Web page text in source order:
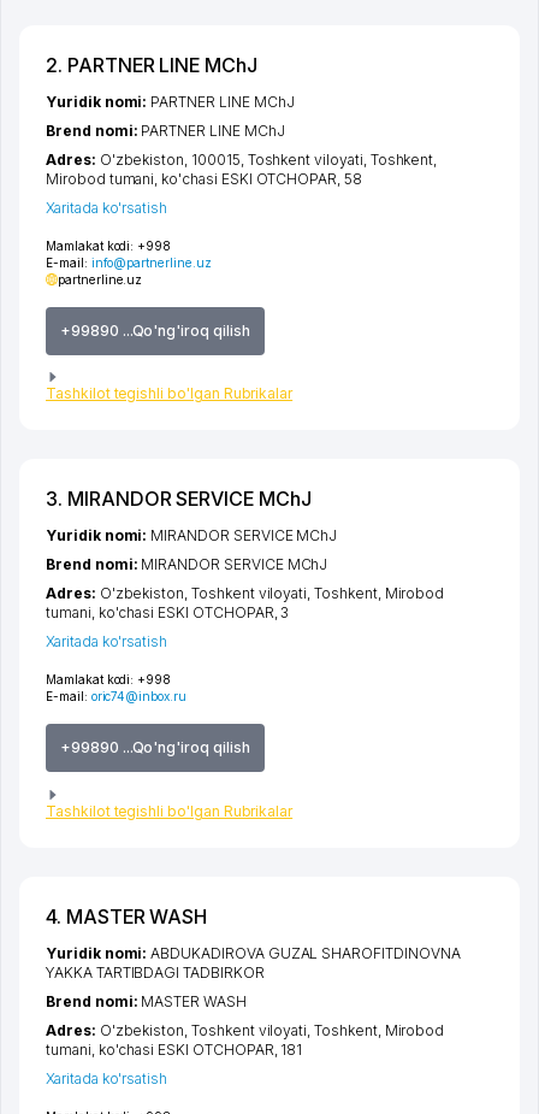
2. PARTNER LINE MChJ
Mamlakat kodi: +998
E-mail: info@partnerline.uz
partnerline.uz
+99890 ...Qo'ng'iroq qilish
Tashkilot tegishli bo'lgan Rubrikalar
Yuridik nomi: PARTNER LINE MChJ
Brend nomi: PARTNER LINE MChJ
Adres: O'zbekiston, 100015, Toshkent viloyati, Toshkent,
Mirobod tumani, ko'chasi ESKI OTCHOPAR, 58
Xaritada ko'rsatish
3. MIRANDOR SERVICE MChJ
Mamlakat kodi: +998
E-mail: oric74@inbox.ru
+99890 ...Qo'ng'iroq qilish
Tashkilot tegishli bo'lgan Rubrikalar
Yuridik nomi: MIRANDOR SERVICE MChJ
Brend nomi: MIRANDOR SERVICE MChJ
Adres: O'zbekiston,Toshkent viloyati,Toshkent, Mirobod
tumani, ko'chasi ESKI OTCHOPAR, 3
Xaritada ko'rsatish
4. MASTER WASH
Yuridik nomi:ABDUKADIROVA GUZAL SHAROFITDINOVNA
YAKKA TARTIBDAGI TADBIRKOR
Brend nomi: MASTER WASH
Adres: O'zbekiston,Toshkent viloyati ,Toshkent, Mirobod
tumani ko'chasi ESKI OTCHOPAR , 181
Xaritada ko'rsatish